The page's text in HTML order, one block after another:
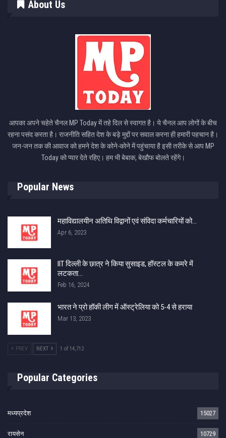
About Us
आपका अपने चहेते चैनल MP Today में तहे दिल से स्वागत है। ये चैनल आप लोगों के बीच
रहना पसंद करता है। राजनीति सहित देश के बड़े मुद्दों पर सवाल करना ही हमारी पहचान है।
जन-जन तक की आवाज को हमने देश के कोने-कोने में पहुंचाया है इसी तरीके से आप MP
Today को प्यार देते रहिए। हम भी बेबाक, बेखौफ बोलते रहेंगे।
Popular News
महाविद्यालयीन अतिथि विद्वानों एवं संविदा कर्मचारियों को…
Apr 6, 2023
IIT दिल्ली के छात्र ने किया सुसाइड, हॉस्टल के कमरे में
लटकता…
Feb 16, 2024
भारत ने प्रो हॉकी लीग में ऑस्ट्रेलिया को 5-4 से हराया
Mar 13, 2023
PREV NEXT 1 of 14,712
Popular Categories
मध्यप्रदेश 15027
रायसेन 10729